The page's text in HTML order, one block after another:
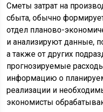
Сметы затрат на
сбыта, обычно
отдел планово-
и анализируют данные,
а также от других
прогнозируемые
информацию о
реализации и
экономисты